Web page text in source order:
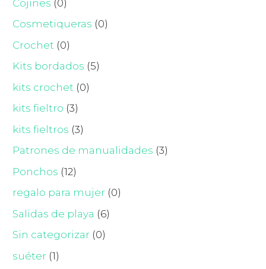
Cojines (0)
Cosmetiqueras (0)
Crochet (0)
Kits bordados (5)
kits crochet (0)
kits fieltro (3)
kits fieltros (3)
Patrones de manualidades (3)
Ponchos (12)
regalo para mujer (0)
Salidas de playa (6)
Sin categorizar (0)
suéter (1)